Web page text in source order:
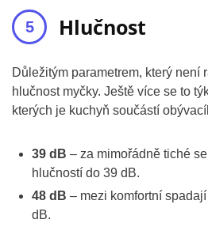
Hlučnost
Důležitým parametrem, který není
hlučnost myčky. Ještě více se to
kterých je kuchyň součástí
39 dB – za mimořádně tiché
hlučností do 39 dB.
48 dB – mezi komfortní
dB.